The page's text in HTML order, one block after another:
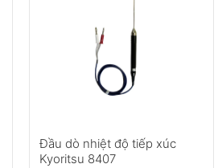
Đầu dò nhiệt độ tiếp xúc
Kyoritsu 8407